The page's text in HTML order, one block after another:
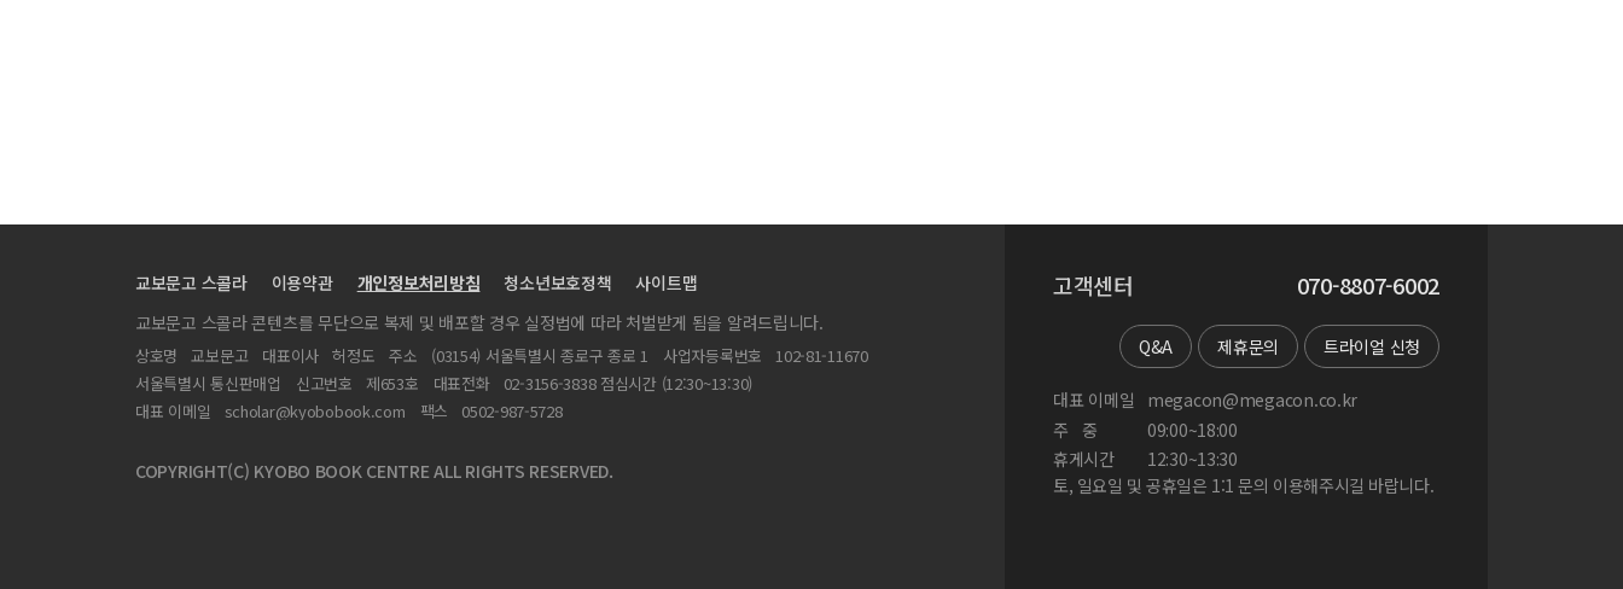
교보문고 스콜라 이용약관 개인정보처리방침 청소년보호정책
사이트맵
교보문고 스콜라 콘텐츠를 무단으로 복제 및 배포할 경우 실정법에 따라 처벌받게 됨을 알려드립니다.
상호명 교보문고 대표이사 허정도 주소 (03154) 서울특별시 종로구 종로 1 사업자등록번호
102-81-11670
서울특별시 통신판매업
신고번호 제653호 대표전화
02-3156-3838 점심시간 (12:30~13:30)
대표 이메일
scholar@kyobobook.com 팩스 0502-987-5728
COPYRIGHT(C) KYOBO BOOK CENTRE ALL RIGHTS RESERVED.
고객센터 070-8807-6002
Q&A 제휴문의 트라이얼 신청
대표 이메일
megacon@megacon.co.kr
주
중
09:00~18:00
휴게시간
12:30~13:30
토, 일요일 및 공휴일은 1:1 문의 이용해주시길 바랍니다.